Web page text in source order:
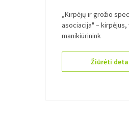
„Kirpėjų ir grožio
asociacija" –
manikiūrinink
Žiūrėti